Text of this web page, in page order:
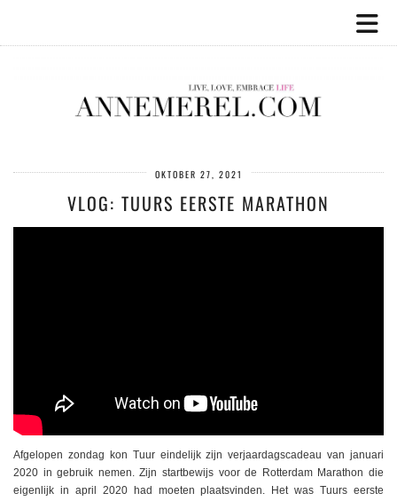
OKTOBER 27, 2021
VLOG: TUURS EERSTE MARATHON
Afgelopen zondag kon Tuur eindelijk zijn verjaardagscadeau van januari
2020 in gebruik nemen. Zijn startbewijs voor de Rotterdam Marathon die
eigenlijk in april 2020 had moeten plaatsvinden. Het was Tuurs eerste